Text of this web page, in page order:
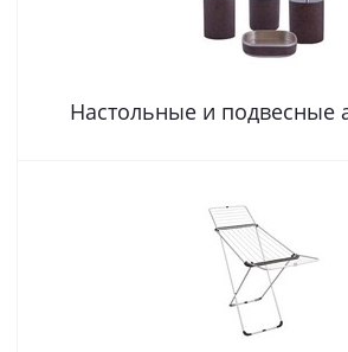
Настольные и подвесные